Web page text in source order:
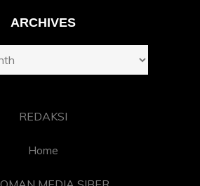
ARCHIVES
REDAKSI
Home